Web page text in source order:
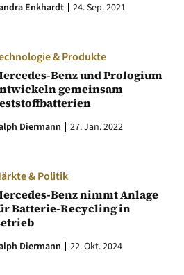
Enkhardt 24. Sep. 2021
& Produkte
Benz und Prologium
gemeinsam
Diermann 27. Jan. 2022
& Politik
Benz nimmt Anlage
Batterie-Recycling in
Diermann 22. Okt. 2024